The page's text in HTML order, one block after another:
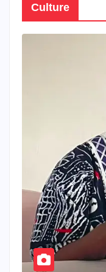
Culture